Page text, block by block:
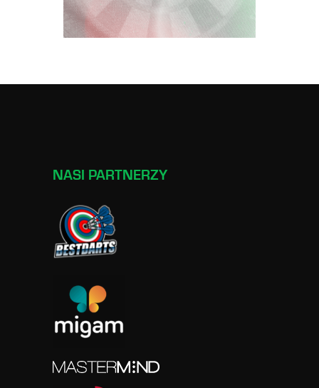
NASI PARTNERZY